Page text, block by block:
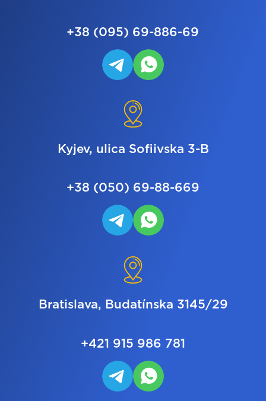
+38 (095) 69-886-69
Kyjev, ulica Sofiivska 3-B
+38 (050) 69-88-669
Bratislava, Budatínska 3145/29
+421 915 986 781